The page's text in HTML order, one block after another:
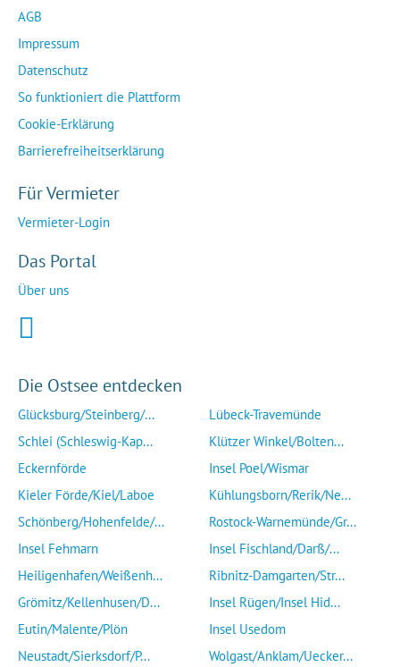
AGB
Impressum
Datenschutz
So funktioniert die Plattform
Cookie-Erklärung
Barrierefreiheitserklärung
Für Vermieter
Vermieter-Login
Das Portal
Über uns
Die Ostsee entdecken
Glücksburg/Steinberg/...
Schlei (Schleswig-Kap...
Eckernförde
Kieler Förde/Kiel/Laboe
Schönberg/Hohenfelde/...
Insel Fehmarn
Heiligenhafen/Weißenh...
Grömitz/Kellenhusen/D...
Eutin/Malente/Plön
Neustadt/Sierksdorf/P...
Lübeck-Travemünde
Klützer Winkel/Bolten...
Insel Poel/Wismar
Kühlungsborn/Rerik/Ne...
Rostock-Warnemünde/Gr...
Insel Fischland/Darß/...
Ribnitz-Damgarten/Str...
Insel Rügen/Insel Hid...
Insel Usedom
Wolgast/Anklam/Uecker...